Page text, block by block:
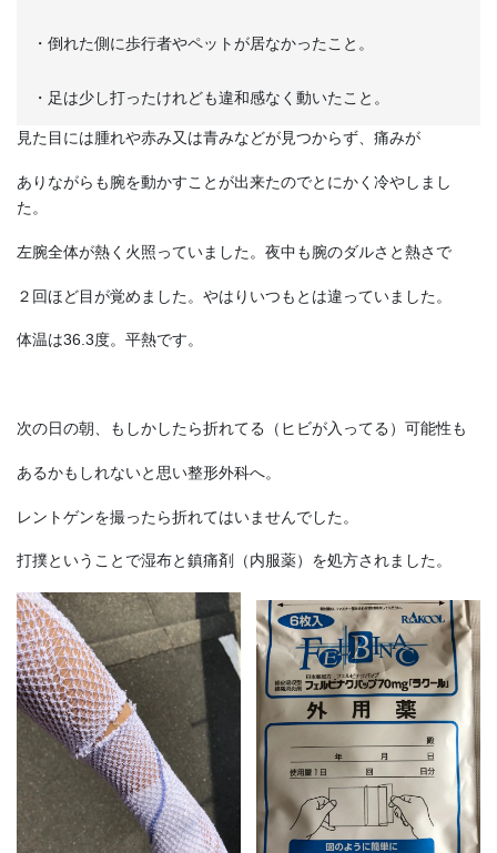
・倒れた側に歩行者やペットが居なかったこと。
・足は少し打ったけれども違和感なく動いたこと。
見た目には腫れや赤み又は青みなどが見つからず、痛みが
ありながらも腕を動かすことが出来たのでとにかく冷やしまし
た。
左腕全体が熱く火照っていました。夜中も腕のダルさと熱さで
２回ほど目が覚めました。やはりいつもとは違っていました。
体温は36.3度。平熱です。
次の日の朝、もしかしたら折れてる（ヒビが入ってる）可能性も
あるかもしれないと思い整形外科へ。
レントゲンを撮ったら折れてはいませんでした。
打撲ということで湿布と鎮痛剤（内服薬）を処方されました。